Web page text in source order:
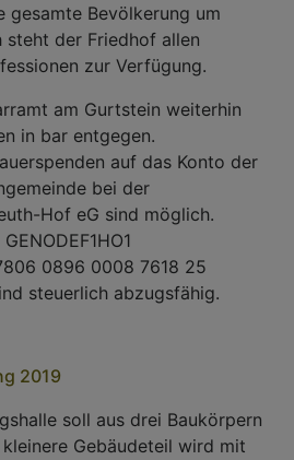
gesamte Bevölkerung um
steht der Friedhof allen
zur Verfügung.
am Gurtstein weiterhin
in bar entgegen.
auf das Konto der
bei der
Hof eG sind möglich.
GENODEF1HO1
0896 0008 7618 25
steuerlich abzugsfähig.
2019
soll aus drei Baukörpern
Gebäudeteil wird mit